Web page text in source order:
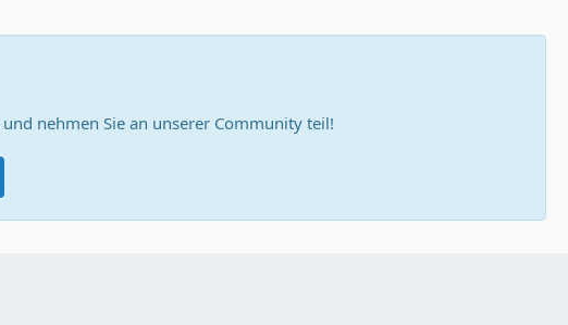
und nehmen Sie an unserer Community teil!